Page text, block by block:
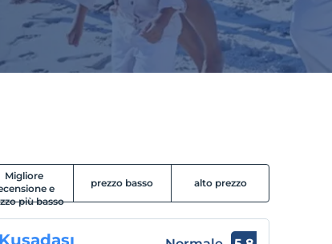
Migliore
e
più basso
prezzo basso alto prezzo